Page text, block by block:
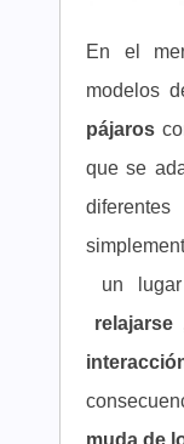
En el
modelos
pájaros
que se
diferentes
un
muda de